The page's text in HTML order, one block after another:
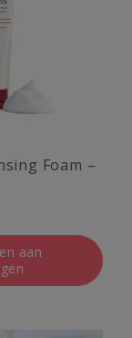
Foam –
aan